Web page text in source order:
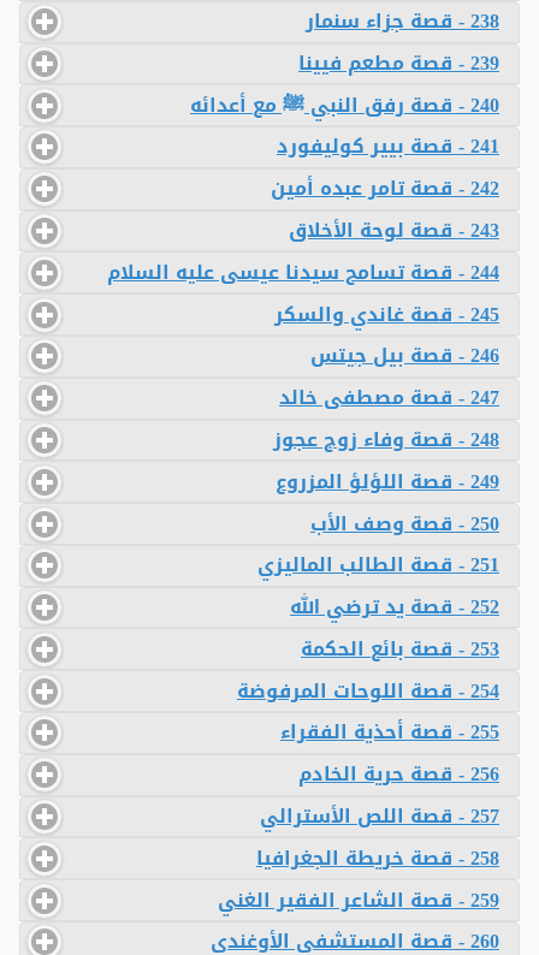
238 - قصة جزاء سنمار
239 - قصة مطعم فيينا
240 - قصة رفق النبي ﷺ مع أعدائه
241 - قصة بيير كوليفورد
242 - قصة تامر عبده أمين
243 - قصة لوحة الأخلاق
244 - قصة تسامح سيدنا عيسى عليه السلام
245 - قصة غاندي والسكر
246 - قصة بيل جيتس
247 - قصة مصطفى خالد
248 - قصة وفاء زوج عجوز
249 - قصة اللؤلؤ المزروع
250 - قصة وصف الأب
251 - قصة الطالب الماليزي
252 - قصة يد ترضي الله
253 - قصة بائع الحكمة
254 - قصة اللوحات المرفوضة
255 - قصة أحذية الفقراء
256 - قصة حرية الخادم
257 - قصة اللص الأسترالي
258 - قصة خريطة الجغرافيا
259 - قصة الشاعر الفقير الغني
260 - قصة المستشفى الأوغندي